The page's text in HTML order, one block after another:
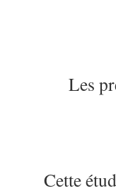
Les
Cette